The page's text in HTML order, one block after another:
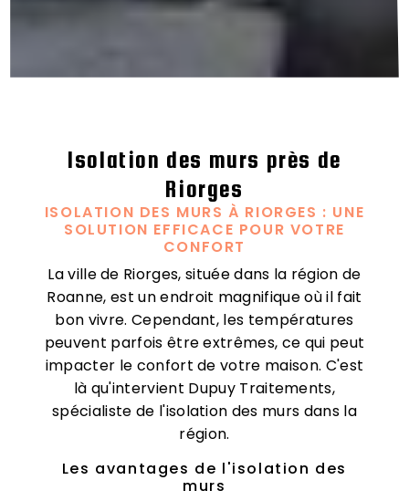
Isolation des murs près de
Riorges
ISOLATION DES MURS À RIORGES : UNE
SOLUTION EFFICACE POUR VOTRE
CONFORT
La ville de Riorges, située dans la région de
Roanne, est un endroit magnifique où il fait
bon vivre. Cependant, les températures
peuvent parfois être extrêmes, ce qui peut
impacter le confort de votre maison. C'est
là qu'intervient Dupuy Traitements,
spécialiste de l'isolation des murs dans la
région.
Les avantages de l'isolation des
murs